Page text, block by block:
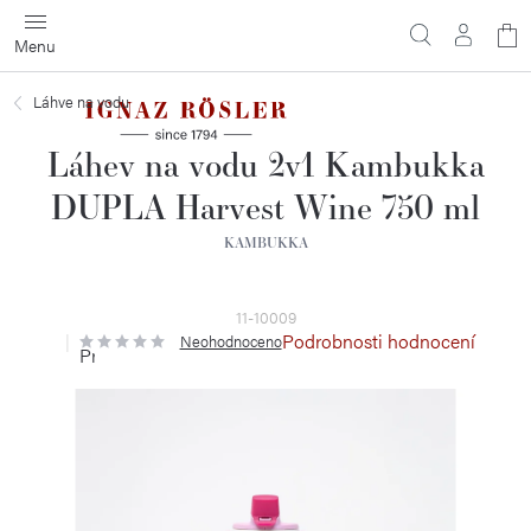
Přejít
na
obsah
Láhve na vodu
Láhev na vodu 2v1 Kambukka
DUPLA Harvest Wine 750 ml
KAMBUKKA
11-10009
Průměrné
hodnocení
NeohodnocenoPodrobnosti hodnocení